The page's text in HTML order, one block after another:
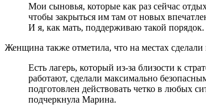
Мои сыновья, которые как раз сейчас
чтобы закрыться им там от новых
И я, как мать, поддерживаю такой
Женщина также отметила, что на местах
Есть лагерь, который из-за близости к
работают, сделали максимально
подготовлен действовать четко в любых
подчеркнула Марина.